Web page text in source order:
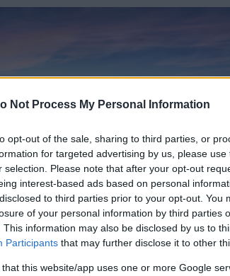
Not Process My Personal Information
opt-out of the sale, sharing to third parties, or
for targeted advertising by us, please
selection. Please note that after your opt-out
interest-based ads based on personal
to third parties prior to your opt-out. You
of your personal information by third parties
This information may also be disclosed by us to
Participants that may further disclose it to other
that this website/app uses one or more Google